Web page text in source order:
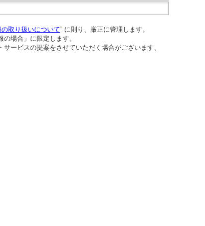
取り扱いについて” に則り、厳正に管理します。
場合」に限定します。
ービスの提案をさせていただく場合がございます、